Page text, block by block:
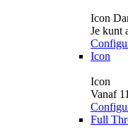
Icon
Je kunt
Icon
Icon
Vanaf
Full